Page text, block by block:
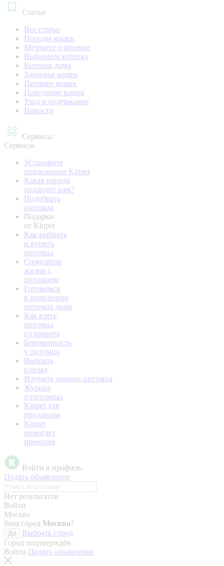
Статьи
Все статьи
Породы кошек
Мечтаете о котенке
Выбираем котенка
Котенок дома
Здоровье кошек
Питание кошек
Поведение кошек
Уход и содержание
Новости
Сервисы
Сервисы
Установите
приложение Kinpet
Какая порода
подходит вам?
Подобрать
питомца
Подарки
от Kinpet
Как выбрать
и купить
питомца
Симулятор
жизни с
питомцем
Готовимся
к появлению
питомца дома
Как взять
питомца
из приюта
Беременность
у питомца
Выбрать
кличку
Изучаем эмоции питомца
Журнал
о питомцах
Kinpet для
продавцов
Kinpet
помогает
приютам
Войти в профиль
Подать объявление
Нет результатов
Войти
Москва
Ваш город Москва?
Да
Выбрать город
Город подтверждён
Войти Подать объявление